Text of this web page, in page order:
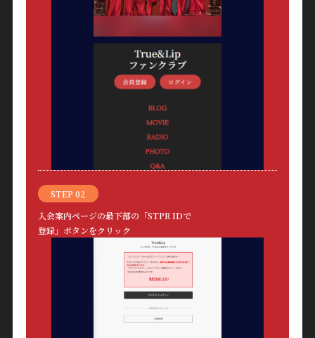
True&Lip
ファンクラブ
STEP 02
入会案内ページの最下部の「STPR IDで
登録」ボタンをクリック